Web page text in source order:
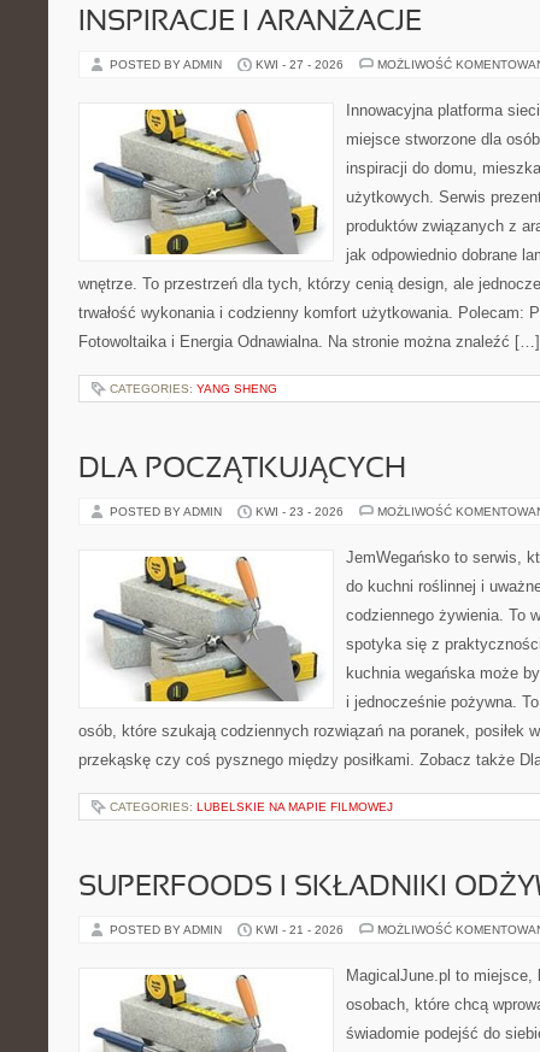
INSPIRACJE I ARANŻACJE
POSTED BY ADMIN KWI - 27 - 2026 MOŻLIWOŚĆ
Innowacyjna platforma
miejsce stworzone dla
inspiracji do domu,
użytkowych. Serwis
produktów związanych z
jak odpowiednio dobrane
wnętrze. To przestrzeń dla tych, którzy cenią design, ale
trwałość wykonania i codzienny komfort użytkowania. Polecam:
Fotowoltaika i Energia Odnawialna. Na stronie można znaleźć […]
CATEGORIES: YANG SHENG
DLA POCZĄTKUJĄCYCH
POSTED BY ADMIN KWI - 23 - 2026 MOŻLIWOŚĆ
JemWegańsko to serwis,
do kuchni roślinnej i
codziennego żywienia. To
spotyka się z
kuchnia wegańska może
i jednocześnie pożywna.
osób, które szukają codziennych rozwiązań na poranek, posiłek
przekąskę czy coś pysznego między posiłkami. Zobacz także
CATEGORIES: LUBELSKIE NA MAPIE FILMOWEJ
SUPERFOODS I SKŁADNIKI
POSTED BY ADMIN KWI - 21 - 2026 MOŻLIWOŚĆ
MagicalJune.pl to miejsce,
osobach, które chcą
świadomie podejść do